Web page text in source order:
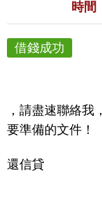
時間
借錢成功
，請盡速聯絡
還信貸